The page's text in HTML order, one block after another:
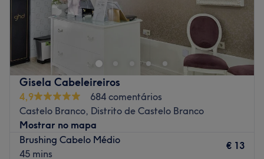
Gisela Cabeleireiros
4,9
684 comentários
Castelo Branco, Distrito de Castelo Branco
Mostrar no mapa
Brushing Cabelo Médio
45 mins
€ 13